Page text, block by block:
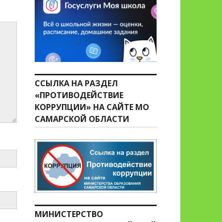
ССЫЛКА НА РАЗДЕЛ
«ПРОТИВОДЕЙСТВИЕ
КОРРУПЦИИ» НА САЙТЕ МО
САМАРСКОЙ ОБЛАСТИ
МИНИСТЕРСТВО